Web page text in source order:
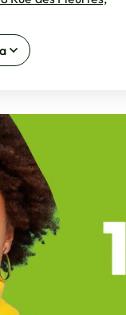
dans un nouvel
dans un